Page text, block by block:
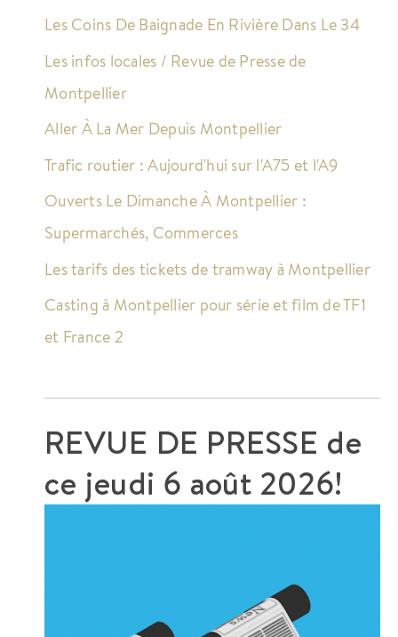
Les Coins De Baignade En Rivière Dans Le 34
Les infos locales / Revue de Presse de
Montpellier
Aller À La Mer Depuis Montpellier
Trafic routier : Aujourd'hui sur l'A75 et l'A9
Ouverts Le Dimanche À Montpellier :
Supermarchés, Commerces
Les tarifs des tickets de tramway à Montpellier
Casting à Montpellier pour série et film de TF1
et France 2
REVUE DE PRESSE de
ce jeudi 6 août 2026!